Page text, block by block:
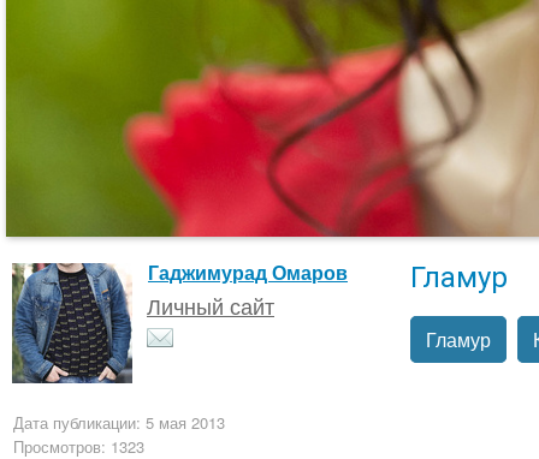
Гаджимурад Омаров
Личный сайт
Гламур
Гламур
Дата публикации: 5 мая 2013
Просмотров: 1323